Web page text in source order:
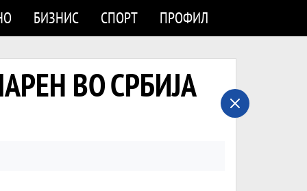
БИЗНИС СПОРТ ПРОФИЛ
ВО СРБИЈА